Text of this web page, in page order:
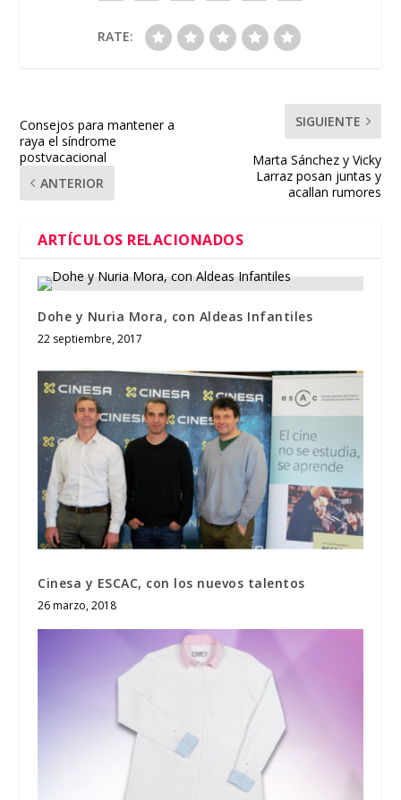
RATE:
Consejos para mantener a
raya el síndrome
postvacacional
ANTERIOR
SIGUIENTE
Marta Sánchez y Vicky
Larraz posan juntas y
acallan rumores
ARTÍCULOS RELACIONADOS
Dohe y Nuria Mora, con Aldeas Infantiles
22 septiembre, 2017
Cinesa y ESCAC, con los nuevos talentos
26 marzo, 2018